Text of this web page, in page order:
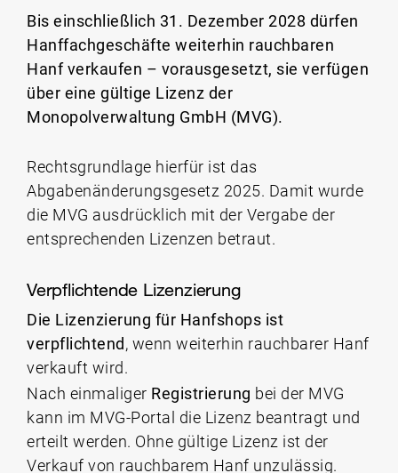
Bis einschließlich 31. Dezember 2028 dürfen
Hanffachgeschäfte weiterhin rauchbaren
Hanf verkaufen – vorausgesetzt, sie verfügen
über eine gültige Lizenz der
Monopolverwaltung GmbH (MVG).
Rechtsgrundlage hierfür ist das
Abgabenänderungsgesetz 2025. Damit wurde
die MVG ausdrücklich mit der Vergabe der
entsprechenden Lizenzen betraut.
Verpflichtende Lizenzierung
Die Lizenzierung für Hanfshops ist
verpflichtend, wenn weiterhin rauchbarer Hanf
verkauft wird.
Nach einmaliger Registrierung bei der MVG
kann im MVG-Portal die Lizenz beantragt und
erteilt werden. Ohne gültige Lizenz ist der
Verkauf von rauchbarem Hanf unzulässig.